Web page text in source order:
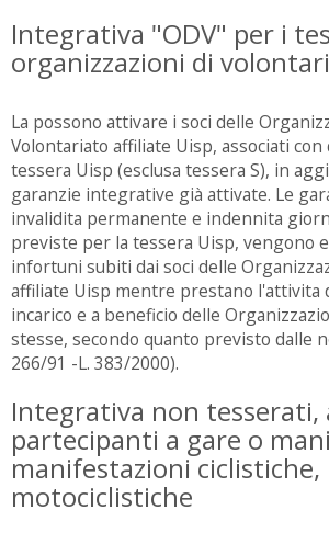
Integrativa "ODV" per i
organizzazioni di
La possono attivare i soci delle
Volontariato affiliate Uisp, associati con
tessera Uisp (esclusa tessera S), in
garanzie integrative già attivate. Le
invalidita permanente e indennita
previste per la tessera Uisp, vengono
infortuni subiti dai soci delle
affiliate Uisp mentre prestano l'attivita
incarico e a beneficio delle
stesse, secondo quanto previsto dalle
266/91 -L. 383/2000).
Integrativa non
partecipanti a gare o
manifestazioni ciclistiche,
motociclistiche